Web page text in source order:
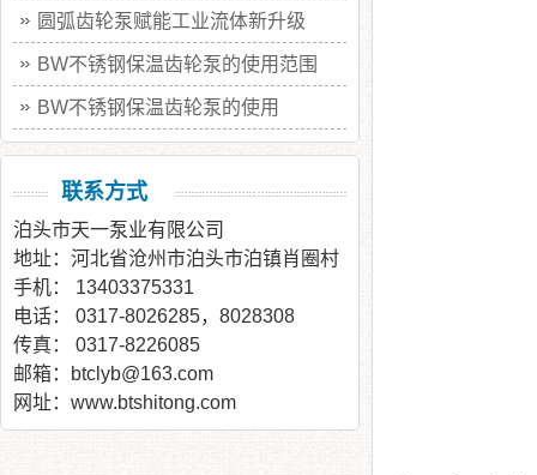
圆弧齿轮泵赋能工业流体新升级
BW不锈钢保温齿轮泵的使用范围
BW不锈钢保温齿轮泵的使用
联系方式
泊头市天一泵业有限公司
地址：河北省沧州市泊头市泊镇肖圈村
手机： 13403375331
电话： 0317-8026285，8028308
传真： 0317-8226085
邮箱：btclyb@163.com
网址：www.btshitong.com